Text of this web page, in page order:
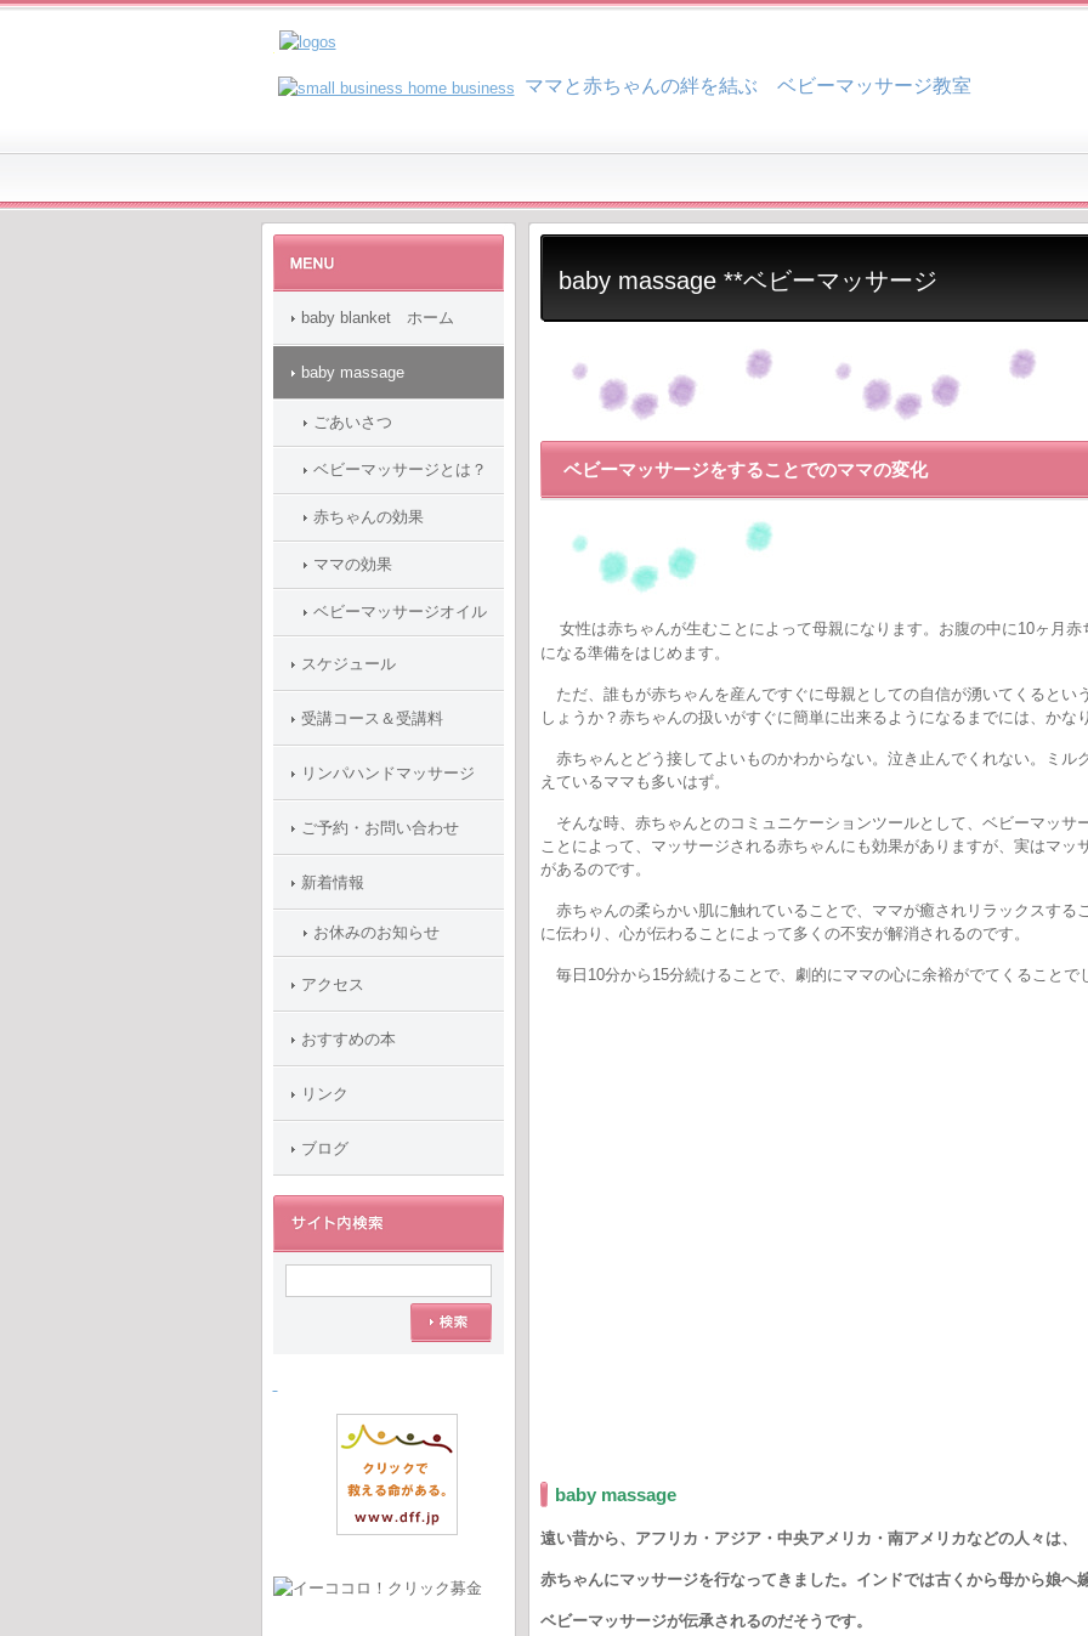
ママと赤ちゃんの絆を結ぶ ベビーマッサージ教室
baby massage **ベビーマッサージ
ベビーマッサージをすることでのママの変化
女性は赤ちゃんが生むことによって母親になります。お腹の中に10ヶ月
になる準備をはじめます。
ただ、誰もが赤ちゃんを産んですぐに母親としての自信が湧いてくるとい
しょうか？赤ちゃんの扱いがすぐに簡単に出来るようになるまでには、かな
赤ちゃんとどう接してよいものかわからない。泣き止んでくれない。ミル
えているママも多いはず。
そんな時、赤ちゃんとのコミュニケーションツールとして、ベビーマッサ
ことによって、マッサージされる赤ちゃんにも効果がありますが、実はマッ
があるのです。
赤ちゃんの柔らかい肌に触れていることで、ママが癒されリラックスする
に伝わり、心が伝わることによって多くの不安が解消されるのです。
毎日10分から15分続けることで、劇的にママの心に余裕がでてくることで
baby massage
遠い昔から、アフリカ・アジア・中央アメリカ・南アメリカなどの人々は、
赤ちゃんにマッサージを行なってきました。インドでは古くから母から娘へ
ベビーマッサージが伝承されるのだそうです。
baby blanket ホーム
baby massage
ごあいさつ
ベビーマッサージとは？
赤ちゃんの効果
ママの効果
ベビーマッサージオイル
スケジュール
受講コース＆受講料
リンパハンドマッサージ
ご予約・お問い合わせ
新着情報
お休みのお知らせ
アクセス
おすすめの本
リンク
ブログ